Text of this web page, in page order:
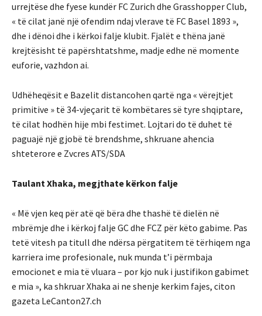
urrejtëse dhe fyese kundër FC Zurich dhe Grasshopper Club,
« të cilat janë një ofendim ndaj vlerave të FC Basel 1893 »,
dhe i dënoi dhe i kërkoi falje klubit. Fjalët e thëna janë
krejtësisht të papërshtatshme, madje edhe në momente
euforie, vazhdon ai.
Udhëheqësit e Bazelit distancohen qartë nga « vërejtjet
primitive » të 34-vjeçarit të kombëtares së tyre shqiptare,
të cilat hodhën hije mbi festimet. Lojtari do të duhet të
paguajë një gjobë të brendshme, shkruane ahencia
shteterore e Zvcres ATS/SDA
Taulant Xhaka, megjthate kërkon falje
« Më vjen keq për atë që bëra dhe thashë të dielën në
mbrëmje dhe i kërkoj falje GC dhe FCZ për këto gabime. Pas
tetë vitesh pa titull dhe ndërsa përgatitem të tërhiqem nga
karriera ime profesionale, nuk munda t’i përmbaja
emocionet e mia të vluara – por kjo nuk i justifikon gabimet
e mia », ka shkruar Xhaka ai ne shenje kerkim fajes, citon
gazeta LeCanton27.ch